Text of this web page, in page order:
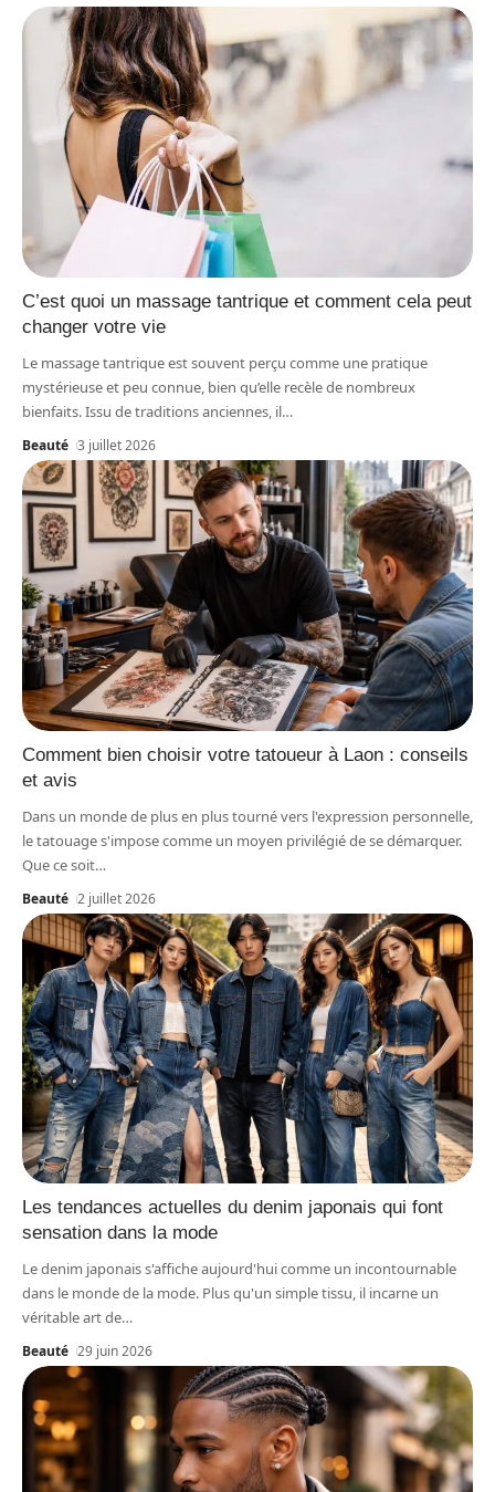
C’est quoi un massage tantrique et comment cela peut
changer votre vie
Le massage tantrique est souvent perçu comme une pratique
mystérieuse et peu connue, bien qu’elle recèle de nombreux
bienfaits. Issu de traditions anciennes, il…
Beauté 3 juillet 2026
Comment bien choisir votre tatoueur à Laon : conseils
et avis
Dans un monde de plus en plus tourné vers l'expression personnelle,
le tatouage s'impose comme un moyen privilégié de se démarquer.
Que ce soit…
Beauté 2 juillet 2026
Les tendances actuelles du denim japonais qui font
sensation dans la mode
Le denim japonais s'affiche aujourd'hui comme un incontournable
dans le monde de la mode. Plus qu'un simple tissu, il incarne un
véritable art de…
Beauté 29 juin 2026